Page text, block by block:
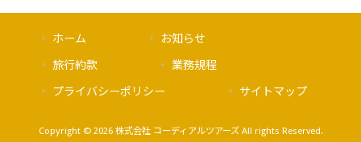
ホーム お知らせ
旅行約款 業務規程
プライバシーポリシー サイトマップ
Copyright © 2026 株式会社 コーディアルツアーズ All rights Reserved.